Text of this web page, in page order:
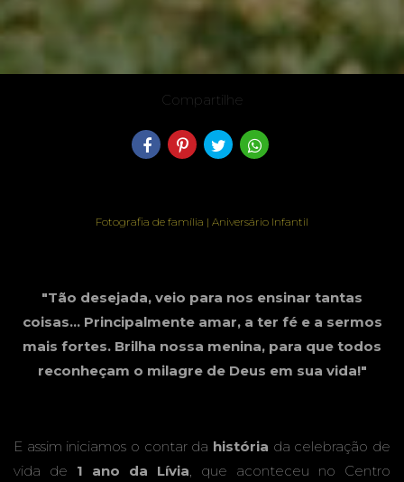
Compartilhe
Fotografia de família | Aniversário Infantil
"Tão desejada, veio para nos ensinar tantas
coisas... Principalmente amar, a ter fé e a sermos
mais fortes. Brilha nossa menina, para que todos
reconheçam o milagre de Deus em sua vida!"
E assim iniciamos o contar da história da celebração de
vida de 1 ano da Lívia , que aconteceu no Centro